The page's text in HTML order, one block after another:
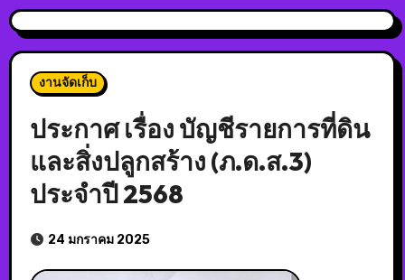
งานจัดเก็บ
ประกาศ เรื่อง บัญชีรายการที่ดิน
และสิ่งปลูกสร้าง (ภ.ด.ส.3)
ประจำปี 2568
24 มกราคม 2025